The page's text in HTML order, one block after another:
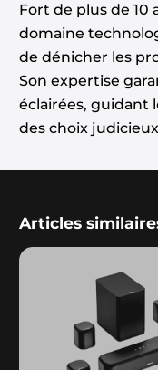
Fort de plus de 10
domaine
de dénicher les
Son expertise
éclairées, guidant
des choix judicieux
Articles